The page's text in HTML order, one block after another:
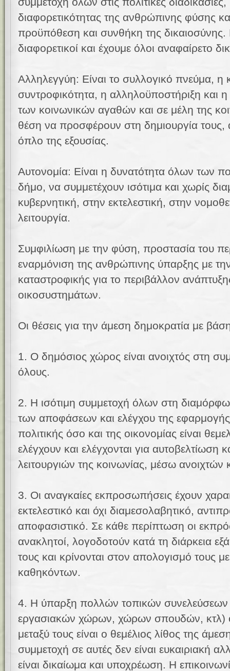
διαφορετικότητας της ανθρώπινης φύσης
προϋπόθεση και συνθήκη της δικαιοσύνης.
διαφορετικοί και έχουμε όλοι αναφαίρετο
Αλληλεγγύη: Είναι το συλλογικό πνεύμα, η
συντροφικότητα, η αλληλοϋποστήριξη και
των κοινωνικών αγαθών και σε μέλη της
θέση να προσφέρουν στη δημιουργία τους,
όπλο της εξουσίας.
Αυτονομία: Είναι η δυνατότητα όλων των
δήμο, να συμμετέχουν ισότιμα και χωρίς
κυβερνητική, στην εκτελεστική, στην
λειτουργία.
Συμφιλίωση με την φύση, προστασία του
εναρμόνιση της ανθρώπινης ύπαρξης με
καταστροφικής για το περιβάλλον
οικοσυστημάτων.
Οι θέσεις για την άμεση δημοκρατία με βάση
1. Ο δημόσιος χώρος είναι ανοιχτός στη
όλους.
2. Η ισότιμη συμμετοχή όλων στη
των αποφάσεων και ελέγχου της
πολιτικής όσο και της οικονομίας είναι
ελέγχουν και ελέγχονται για αυτοβελτίωση
λειτουργιών της κοινωνίας, μέσω ανοιχτών
3. Οι αναγκαίες εκπροσωπήσεις έχουν
εκτελεστικό και όχι διαμεσολαβητικό,
αποφασιστικό. Σε κάθε περίπτωση οι
ανακλητοί, λογοδοτούν κατά τη διάρκεια
τους και κρίνονται στον απολογισμό τους
καθηκόντων.
4. Η ύπαρξη πολλών τοπικών συνελεύσεων
εργασιακών χώρων, χώρων σπουδών, κτλ)
μεταξύ τους είναι ο θεμέλιος λίθος της
συμμετοχή σε αυτές δεν είναι ευκαιριακή
είναι δικαίωμα και υποχρέωση. Η